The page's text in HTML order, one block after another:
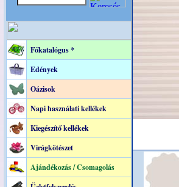
Főkatalógus *
Edények
Oázisok
Napi használati kellékek
Kiegészítő kellékek
Virágkötészet
Ajándékozás / Csomagolás